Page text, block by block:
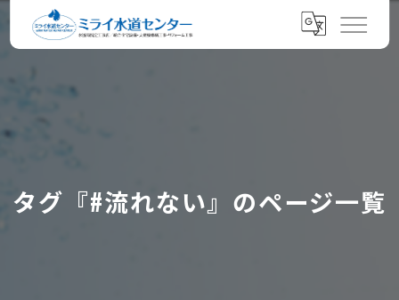
タグ『#流れない』のページ一覧